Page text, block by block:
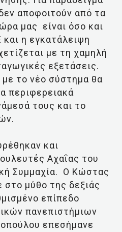
αποφοιτούν από τα
μας είναι όσο και
η εγκατάλειψη
με τη χαμηλή
εξετάσεις.
το νέο σύστημα θα
περιφερειακά
τους και το
και
Αχαΐας του
Συμμαχία. Ο Κώστας
μύθο της δεξιάς
επίπεδο
πανεπιστήμιων
επεσήμανε